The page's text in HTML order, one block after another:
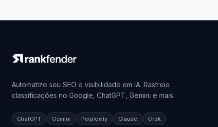
Automatize seu SEO e visibilidade em IA. Rastreie
classificações no Google, ChatGPT, Gemini e mais.
ChatGPT Gemini Perplexity Claude Grok